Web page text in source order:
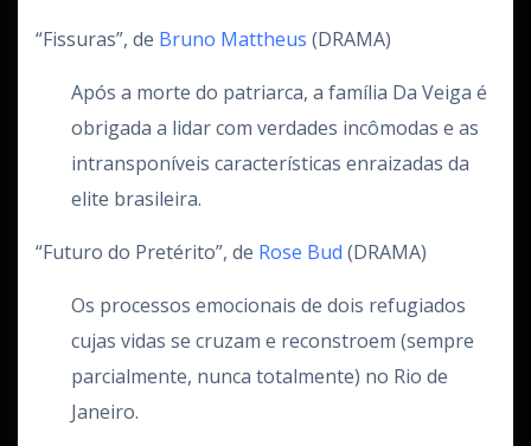
“Fissuras”, de Bruno Mattheus (DRAMA)
Após a morte do patriarca, a família Da Veiga é
obrigada a lidar com verdades incômodas e as
intransponíveis características enraizadas da
elite brasileira.
“Futuro do Pretérito”, de Rose Bud (DRAMA)
Os processos emocionais de dois refugiados
cujas vidas se cruzam e reconstroem (sempre
parcialmente, nunca totalmente) no Rio de
Janeiro.